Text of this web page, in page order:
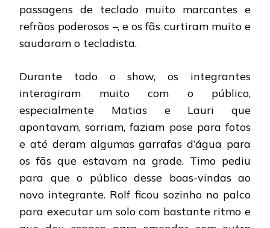
passagens de teclado muito marcantes e
refrãos poderosos –, e os fãs curtiram muito e
saudaram o tecladista.
Durante todo o show, os integrantes
interagiram muito com o público,
especialmente Matias e Lauri que
apontavam, sorriam, faziam pose para fotos
e até deram algumas garrafas d’água para
os fãs que estavam na grade. Timo pediu
para que o público desse boas-vindas ao
novo integrante. Rolf ficou sozinho no palco
para executar um solo com bastante ritmo e